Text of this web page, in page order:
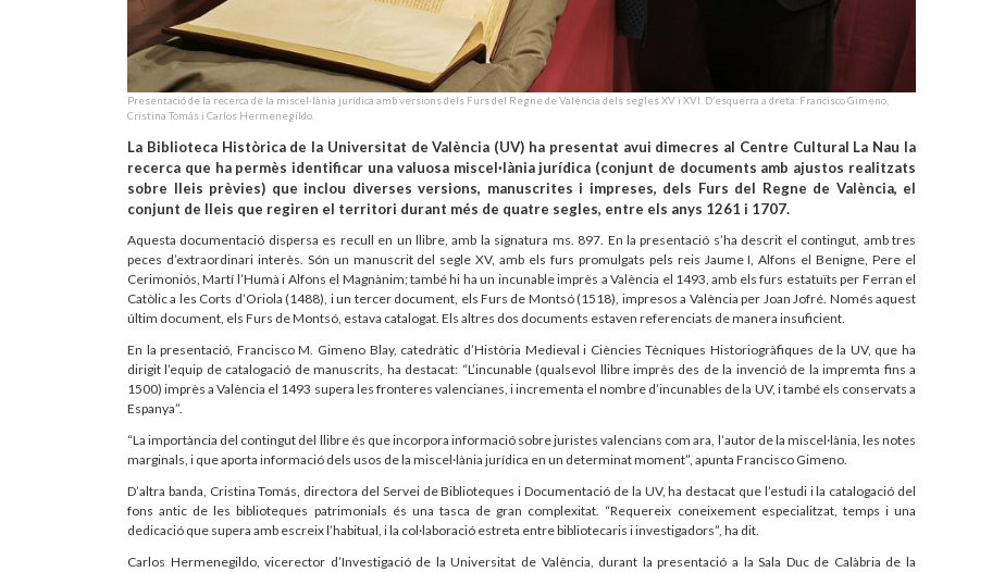
Presentació de la recerca de la miscel·lània jurídica amb versions dels Furs del Regne de València dels segles XV i XVI. D’esquerra a dreta: Francisco Gimeno,
Cristina Tomás i Carlos Hermenegildo.
La Biblioteca Històrica de la Universitat de València (UV) ha presentat avui dimecres al Centre Cultural La Nau la
recerca que ha permès identificar una valuosa miscel·lània jurídica (conjunt de documents amb ajustos realitzats
sobre lleis prèvies) que inclou diverses versions, manuscrites i impreses, dels Furs del Regne de València, el
conjunt de lleis que regiren el territori durant més de quatre segles, entre els anys 1261 i 1707.
Aquesta documentació dispersa es recull en un llibre, amb la signatura ms. 897. En la presentació s’ha descrit el contingut, amb tres
peces d’extraordinari interès. Són un manuscrit del segle XV, amb els furs promulgats pels reis Jaume I, Alfons el Benigne, Pere el
Cerimoniós, Martí l’Humà i Alfons el Magnànim; també hi ha un incunable imprès a València el 1493, amb els furs estatuïts per Ferran el
Catòlic a les Corts d’Oriola (1488), i un tercer document, els Furs de Montsó (1518), impresos a València per Joan Jofré. Només aquest
últim document, els Furs de Montsó, estava catalogat. Els altres dos documents estaven referenciats de manera insuficient.
En la presentació, Francisco M. Gimeno Blay, catedràtic d’Història Medieval i Ciències Tècniques Historiogràfiques de la UV, que ha
dirigit l’equip de catalogació de manuscrits, ha destacat: “L’incunable (qualsevol llibre imprès des de la invenció de la impremta fins a
1500) imprès a València el 1493 supera les fronteres valencianes, i incrementa el nombre d’incunables de la UV, i també els conservats a
Espanya”.
“La importància del contingut del llibre és que incorpora informació sobre juristes valencians com ara, l’autor de la miscel·lània, les notes
marginals, i que aporta informació dels usos de la miscel·lània jurídica en un determinat moment”, apunta Francisco Gimeno.
D’altra banda, Cristina Tomás, directora del Servei de Biblioteques i Documentació de la UV, ha destacat que l’estudi i la catalogació del
fons antic de les biblioteques patrimonials és una tasca de gran complexitat. “Requereix coneixement especialitzat, temps i una
dedicació que supera amb escreix l’habitual, i la col·laboració estreta entre bibliotecaris i investigadors”, ha dit.
Carlos Hermenegildo, vicerector d’Investigació de la Universitat de València, durant la presentació a la Sala Duc de Calàbria de la